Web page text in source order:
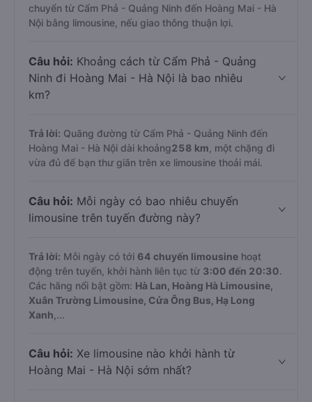
chuyển từ Cẩm Phả - Quảng Ninh đến Hoàng Mai - Hà
Nội bằng limousine, nếu giao thông thuận lợi.
Câu hỏi: Khoảng cách từ Cẩm Phả - Quảng
Ninh đi Hoàng Mai - Hà Nội là bao nhiêu
km?
Trả lời: Quãng đường từ Cẩm Phả - Quảng Ninh đến
Hoàng Mai - Hà Nội dài khoảng258 km , một chặng đi
vừa đủ để bạn thư giãn trên xe limousine thoải mái.
Câu hỏi: Mỗi ngày có bao nhiêu chuyến
limousine trên tuyến đường này?
Trả lời: Mỗi ngày có tới 64 chuyến limousine hoạt
động trên tuyến, khởi hành liên tục từ 3:00 đến 20:30.
Các hãng nổi bật gồm: Hà Lan, Hoàng Hà Limousine,
Xuân Trường Limousine, Cửa Ông Bus, Hạ Long
Xanh ,...
Câu hỏi: Xe limousine nào khởi hành từ
Hoàng Mai - Hà Nội sớm nhất?